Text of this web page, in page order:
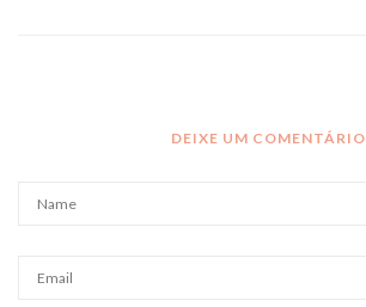
DEIXE UM COMENTÁRIO